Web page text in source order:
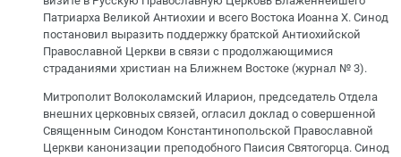
Патриарха Великой Антиохии и всего Востока Иоанна X. Синод
постановил выразить поддержку братской Антиохийской
Православной Церкви в связи с продолжающимися
страданиями христиан на Ближнем Востоке (журнал № 3).
Митрополит Волоколамский Иларион, председатель Отдела
внешних церковных связей, огласил доклад о совершенной
Священным Синодом Константинопольской Православной
Церкви канонизации преподобного Паисия Святогорца. Синод